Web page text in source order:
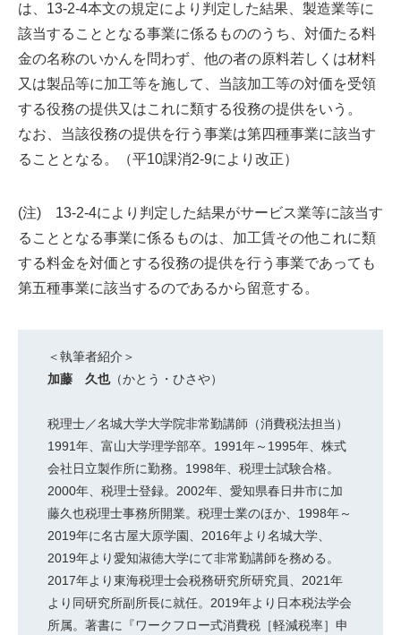
は、13-2-4本文の規定により判定した結果、製造業等に
該当することとなる事業に係るもののうち、対価たる料
金の名称のいかんを問わず、他の者の原料若しくは材料
又は製品等に加工等を施して、当該加工等の対価を受領
する役務の提供又はこれに類する役務の提供をいう。
なお、当該役務の提供を行う事業は第四種事業に該当す
ることとなる。（平10課消2-9により改正）
(注) 13-2-4により判定した結果がサービス業等に該当す
ることとなる事業に係るものは、加工賃その他これに類
する料金を対価とする役務の提供を行う事業であっても
第五種事業に該当するのであるから留意する。
＜執筆者紹介＞
加藤 久也（かとう・ひさや）
税理士／名城大学大学院非常勤講師（消費税法担当）
1991年、富山大学理学部卒。1991年～1995年、株式
会社日立製作所に勤務。1998年、税理士試験合格。
2000年、税理士登録。2002年、愛知県春日井市に加
藤久也税理士事務所開業。税理士業のほか、1998年～
2019年に名古屋大原学園、2016年より名城大学、
2019年より愛知淑徳大学にて非常勤講師を務める。
2017年より東海税理士会税務研究所研究員、2021年
より同研究所副所長に就任。2019年より日本税法学会
所属。著書に『ワークフロー式消費税［軽減税率］申